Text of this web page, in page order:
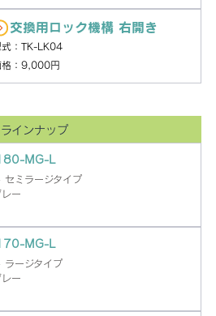
交換用ロック機構 右開き
式：TK-LK04
格：9,000円
ラインナップ
MG-L
セミラージタイプ
ー
MG-L
ラージタイプ
ー